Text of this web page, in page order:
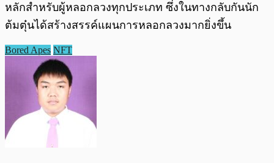
หลักสำหรับผู้หลอกลวงทุกประเภท ซึ่งในทางกลับกันนัก
ต้มตุ๋นได้สร้างสรรค์แผนการหลอกลวงมากยิ่งขึ้น
Bored Apes NFT